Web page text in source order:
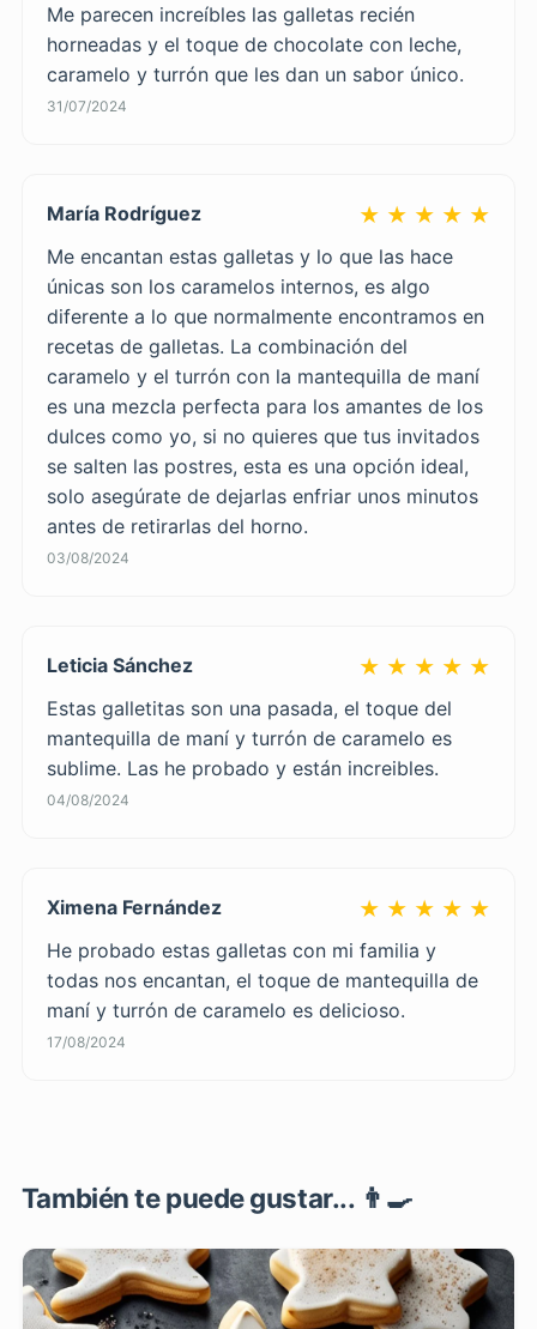
Me parecen increíbles las galletas recién
horneadas y el toque de chocolate con leche,
caramelo y turrón que les dan un sabor único.
31/07/2024
María Rodríguez ★ ★ ★ ★ ★
Me encantan estas galletas y lo que las hace
únicas son los caramelos internos, es algo
diferente a lo que normalmente encontramos en
recetas de galletas. La combinación del
caramelo y el turrón con la mantequilla de maní
es una mezcla perfecta para los amantes de los
dulces como yo, si no quieres que tus invitados
se salten las postres, esta es una opción ideal,
solo asegúrate de dejarlas enfriar unos minutos
antes de retirarlas del horno.
03/08/2024
Leticia Sánchez ★ ★ ★ ★ ★
Estas galletitas son una pasada, el toque del
mantequilla de maní y turrón de caramelo es
sublime. Las he probado y están increibles.
04/08/2024
Ximena Fernández ★ ★ ★ ★ ★
He probado estas galletas con mi familia y
todas nos encantan, el toque de mantequilla de
maní y turrón de caramelo es delicioso.
17/08/2024
También te puede gustar... 👨‍🍳